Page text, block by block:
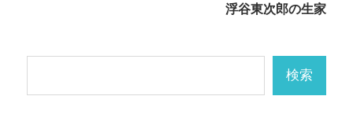
ゲ
ー
浮谷東次郎の生家
検索